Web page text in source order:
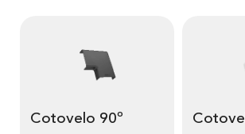
Cotovelo 90º
Cotovelo externo